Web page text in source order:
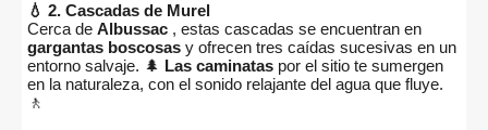
💧 2. Cascadas de Murel
Cerca de Albussac , estas cascadas se encuentran en
gargantas boscosas y ofrecen tres caídas sucesivas en un
entorno salvaje. 🌲 Las caminatas por el sitio te sumergen
en la naturaleza, con el sonido relajante del agua que fluye.
🚶